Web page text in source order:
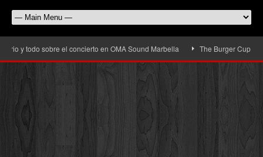
y todo sobre el concierto en OMA Sound Marbella The Burger Cup llega